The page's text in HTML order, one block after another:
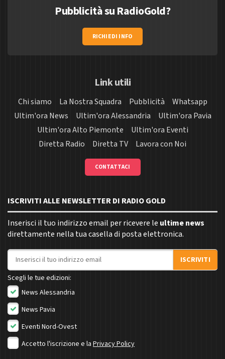
Pubblicità su RadioGold?
RICHIEDI INFO
Link utili
Chi siamo La Nostra Squadra Pubblicità
Whatsapp
Ultim'ora News
Ultim'ora Alessandria
Ultim'ora Pavia
Ultim'ora Alto Piemonte
Ultim'ora Eventi
Diretta Radio
Diretta TV Lavora con Noi
CONTATTACI
ISCRIVITI ALLE NEWSLETTER DI RADIO GOLD
Inserisci il tuo indirizzo email per ricevere le ultime news
direttamente nella tua casella di posta elettronica.
Indirizzo email
ISCRIVITI
Scegli le tue edizioni:
News Alessandria
News Pavia
Eventi Nord-Ovest
Accetto l'iscrizione e la Privacy Policy